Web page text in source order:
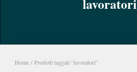
lavoratori
Home / Prodotti taggati “lavoratori”